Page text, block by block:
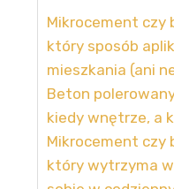
Mikrocement czy
który sposób
mieszkania (ani
Beton
kiedy wnętrze, a
Mikrocement czy
który wytrzyma